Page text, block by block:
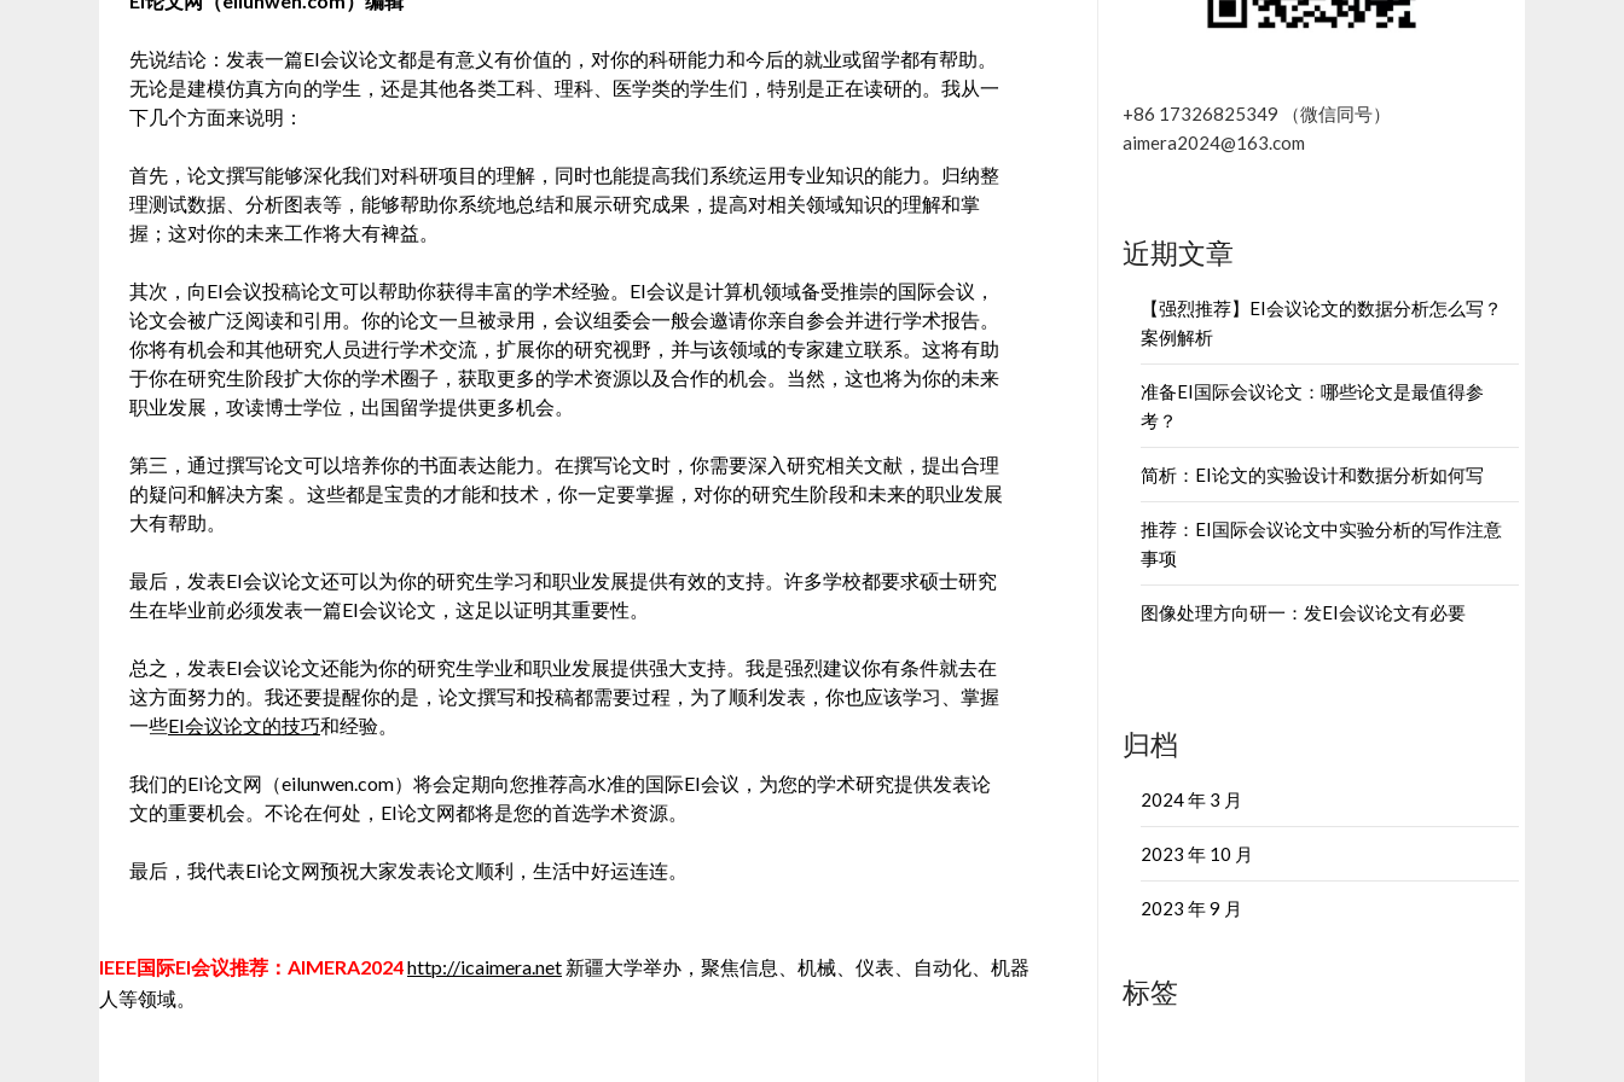
先说结论：发表一篇EI会议论文都是有意义有价值的，对你的科研能力和今后的就业或留学都有帮助。
无论是建模仿真方向的学生，还是其他各类工科、理科、医学类的学生们，特别是正在读研的。我从一
下几个方面来说明：
首先，论文撰写能够深化我们对科研项目的理解，同时也能提高我们系统运用专业知识的能力。归纳整
理测试数据、分析图表等，能够帮助你系统地总结和展示研究成果，提高对相关领域知识的理解和掌
握；这对你的未来工作将大有裨益。
其次，向EI会议投稿论文可以帮助你获得丰富的学术经验。EI会议是计算机领域备受推崇的国际会议，
论文会被广泛阅读和引用。你的论文一旦被录用，会议组委会一般会邀请你亲自参会并进行学术报告。
你将有机会和其他研究人员进行学术交流，扩展你的研究视野，并与该领域的专家建立联系。这将有助
于你在研究生阶段扩大你的学术圈子，获取更多的学术资源以及合作的机会。当然，这也将为你的未来
职业发展，攻读博士学位，出国留学提供更多机会。
第三，通过撰写论文可以培养你的书面表达能力。在撰写论文时，你需要深入研究相关文献，提出合理
的疑问和解决方案 。这些都是宝贵的才能和技术，你一定要掌握，对你的研究生阶段和未来的职业发展
大有帮助。
最后，发表EI会议论文还可以为你的研究生学习和职业发展提供有效的支持。许多学校都要求硕士研究
生在毕业前必须发表一篇EI会议论文，这足以证明其重要性。
总之，发表EI会议论文还能为你的研究生学业和职业发展提供强大支持。我是强烈建议你有条件就去在
这方面努力的。我还要提醒你的是，论文撰写和投稿都需要过程，为了顺利发表，你也应该学习、掌握
一些EI会议论文的技巧和经验。
我们的EI论文网（eilunwen.com）将会定期向您推荐高水准的国际EI会议，为您的学术研究提供发表论
文的重要机会。不论在何处，EI论文网都将是您的首选学术资源。
最后，我代表EI论文网预祝大家发表论文顺利，生活中好运连连。
IEEE国际EI会议推荐：AIMERA2024http://icaimera.net 新疆大学举办，聚焦信息、机械、仪表、自动化、机器
人等领域。
+86 17326825349 （微信同号）
aimera2024@163.com
近期文章
【强烈推荐】EI会议论文的数据分析怎么写？
案例解析
准备EI国际会议论文：哪些论文是最值得参
考？
简析：EI论文的实验设计和数据分析如何写
推荐：EI国际会议论文中实验分析的写作注意
事项
图像处理方向研一：发EI会议论文有必要
归档
2024 年 3 月
2023 年 10 月
2023 年 9 月
标签